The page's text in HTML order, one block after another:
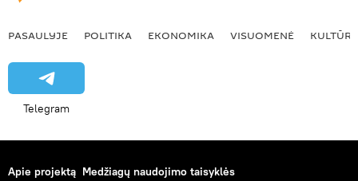
PASAULYJE POLITIKA EKONOMIKA VISUOMENĖ KULTŪRA
Telegram
Apie projektą Medžiagų naudojimo taisyklės